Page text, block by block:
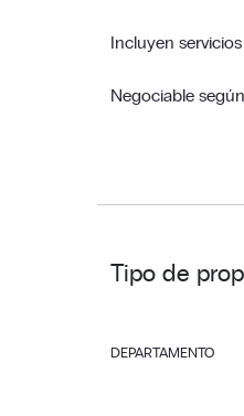
Incluyen
Negociable según
Tipo de
DEPARTAMENTO